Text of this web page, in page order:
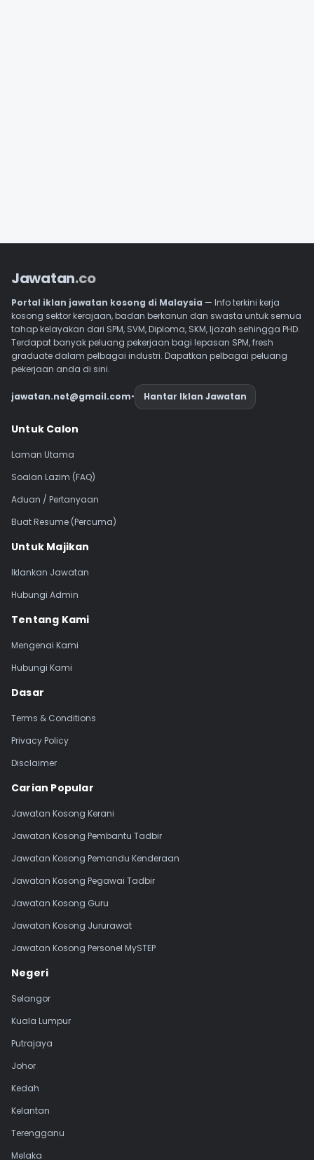
Jawatan.co
Portal iklan jawatan kosong di Malaysia — Info terkini kerja
kosong sektor kerajaan, badan berkanun dan swasta untuk semua
tahap kelayakan dari SPM, SVM, Diploma, SKM, Ijazah sehingga PHD.
Terdapat banyak peluang pekerjaan bagi lepasan SPM, fresh
graduate dalam pelbagai industri. Dapatkan pelbagai peluang
pekerjaan anda di sini.
jawatan.net@gmail.com• Hantar Iklan Jawatan
Navigasi Footer
Untuk Calon
Laman Utama
Soalan Lazim (FAQ)
Aduan / Pertanyaan
Buat Resume (Percuma)
Untuk Majikan
Iklankan Jawatan
Hubungi Admin
Tentang Kami
Mengenai Kami
Hubungi Kami
Dasar
Terms & Conditions
Privacy Policy
Disclaimer
Carian Popular
Jawatan Kosong Kerani
Jawatan Kosong Pembantu Tadbir
Jawatan Kosong Pemandu Kenderaan
Jawatan Kosong Pegawai Tadbir
Jawatan Kosong Guru
Jawatan Kosong Jururawat
Jawatan Kosong Personel MySTEP
Negeri
Selangor
Kuala Lumpur
Putrajaya
Johor
Kedah
Kelantan
Terengganu
Melaka